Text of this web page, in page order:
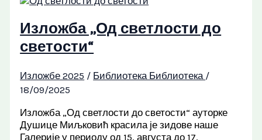
Изложба „Од светлости до
светости“
Изложбе 2025 / Библиотека Библиотека /
18/09/2025
Изложба „Од светлости до светости“ ауторке
Душице Миљковић красила је зидове наше
Галерије у периоду од 15. августа до 17.